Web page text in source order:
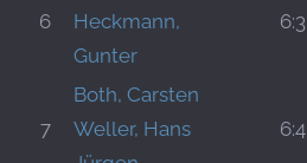
6
Heckmann,
Gunter
6:3
7
Both, Carsten
Weller, Hans
6:4